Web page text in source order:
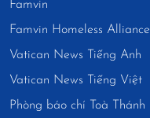
Famvin
Famvin Homeless Alliance
Vatican News Tiếng Anh
Vatican News Tiếng Việt
Phòng báo chí Toà Thánh